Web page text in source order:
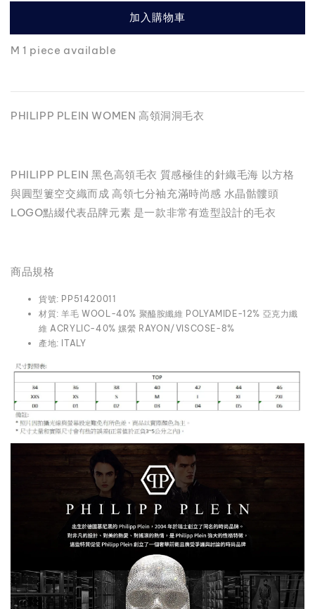
加入購物車
M 1 piece available
PHILIPP PLEIN WOMEN 高領洞洞毛衣
PHILIPP PLEIN 黑色高領毛衣 質感極佳的針織毛海 以方格
與圓型簍空交織而成 高領七分袖充滿時尚感 水晶骷髏頭
LOGO點綴代表品牌元素 是一款非常有造型設計的毛衣
商品規格
貨號: PP51420011
材質: 羊毛 WOOL-40% 聚醯胺纖維 POLYAMIDE-12% 亞克力纖
維 ACRYLIC-40% 嫘縈 RAYON/VISCOSE-8%
產地: ITALY